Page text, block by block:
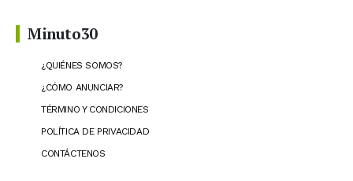
Minuto30
¿QUIÉNES SOMOS?
¿CÓMO ANUNCIAR?
TÉRMINO Y CONDICIONES
POLÍTICA DE PRIVACIDAD
CONTÁCTENOS